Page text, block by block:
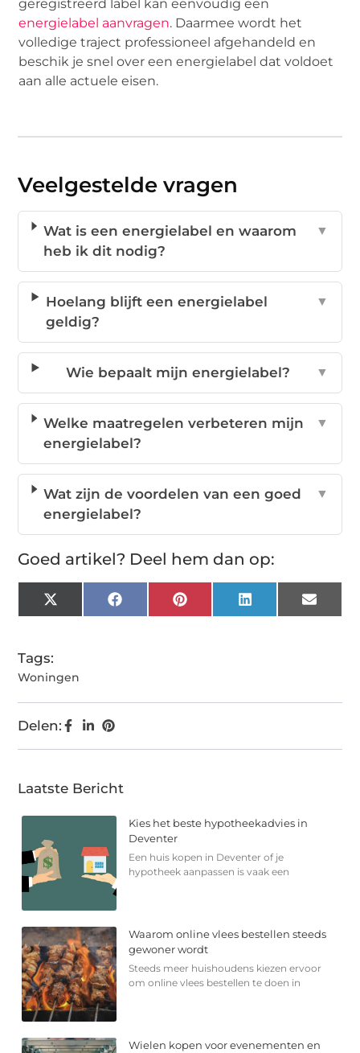
geregistreerd label kan eenvoudig een
energielabel aanvragen. Daarmee wordt het
volledige traject professioneel afgehandeld en
beschik je snel over een energielabel dat voldoet
aan alle actuele eisen.
Veelgestelde vragen
Wat is een energielabel en waarom
heb ik dit nodig?
▼
Hoelang blijft een energielabel
geldig?
▼
Wie bepaalt mijn energielabel? ▼
Welke maatregelen verbeteren mijn
energielabel?
▼
Wat zijn de voordelen van een goed
energielabel?
▼
Goed artikel? Deel hem dan op:
X
(Twitter)
FacebookPinterest LinkedIn Email
Tags:
Woningen
Delen:
Laatste Bericht
Kies het beste hypotheekadvies in
Deventer
Een huis kopen in Deventer of je
hypotheek aanpassen is vaak een
Waarom online vlees bestellen steeds
gewoner wordt
Steeds meer huishoudens kiezen ervoor
om online vlees bestellen te doen in
Wielen kopen voor evenementen en